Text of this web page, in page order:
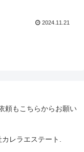
2024.11.21
頼もこちらからお願い
レラエステート.